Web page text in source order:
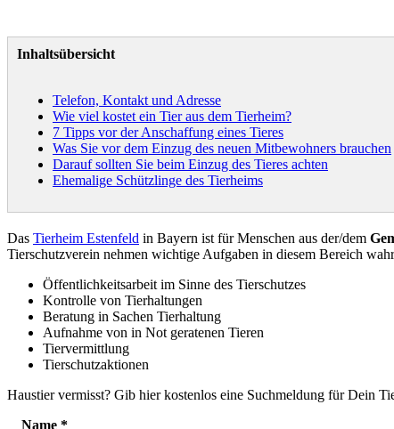
Inhaltsübersicht
Telefon, Kontakt und Adresse
Wie viel kostet ein Tier aus dem Tierheim?
7 Tipps vor der Anschaffung eines Tieres
Was Sie vor dem Einzug des neuen Mitbewohners brauchen
Darauf sollten Sie beim Einzug des Tieres achten
Ehemalige Schützlinge des Tierheims
Das Tierheim Estenfeld in Bayern ist für Menschen aus der/dem
Tierschutzverein nehmen wichtige Aufgaben in diesem Bereich
Öffentlichkeitsarbeit im Sinne des Tierschutzes
Kontrolle von Tierhaltungen
Beratung in Sachen Tierhaltung
Aufnahme von in Not geratenen Tieren
Tiervermittlung
Tierschutzaktionen
Haustier vermisst? Gib hier kostenlos eine Suchmeldung für Dein
Name *